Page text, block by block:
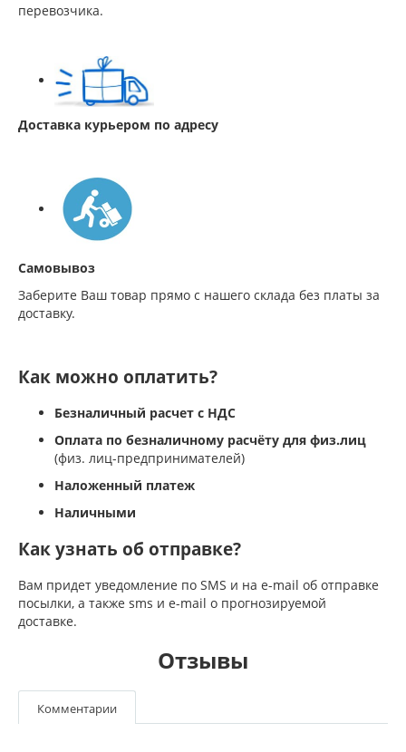
перевозчика.
Доставка курьером по адресу
Самовывоз
Заберите Ваш товар прямо с нашего склада без платы за
доставку.
Как можно оплатить?
Безналичный расчет с НДС
Оплата по безналичному расчёту для физ.лиц
(физ. лиц-предпринимателей)
Наложенный платеж
Наличными
Как узнать об отправке?
Вам придет уведомление по SMS и на e-mail об отправке
посылки, а также sms и e-mail о прогнозируемой
доставке.
Отзывы
Комментарии